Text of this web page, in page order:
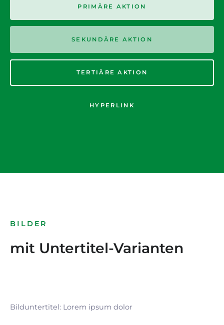
PRIMÄRE AKTION
SEKUNDÄRE AKTION
TERTIÄRE AKTION
HYPERLINK
BILDER
mit Untertitel-Varianten
Bilduntertitel: Lorem ipsum dolor